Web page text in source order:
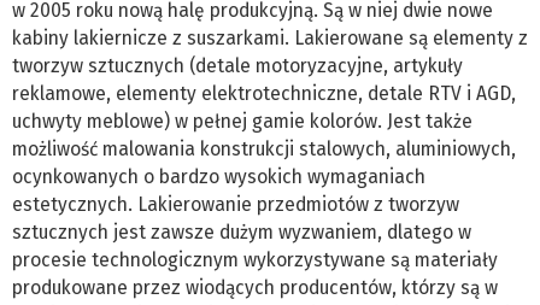
w 2005 roku nową halę produkcyjną. Są w niej dwie nowe
kabiny lakiernicze z suszarkami. Lakierowane są elementy z
tworzyw sztucznych (detale motoryzacyjne, artykuły
reklamowe, elementy elektrotechniczne, detale RTV i AGD,
uchwyty meblowe) w pełnej gamie kolorów. Jest także
możliwość malowania konstrukcji stalowych, aluminiowych,
ocynkowanych o bardzo wysokich wymaganiach
estetycznych. Lakierowanie przedmiotów z tworzyw
sztucznych jest zawsze dużym wyzwaniem, dlatego w
procesie technologicznym wykorzystywane są materiały
produkowane przez wiodących producentów, którzy są w